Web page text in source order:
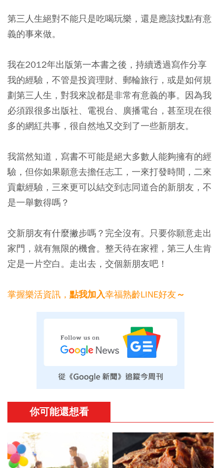
第三人生絕對不能只是吃喝玩樂，還是應該找點有意
義的事來做。
我在2012年出版第一本書之後，持續透過寫作分享
我的經驗，不管是投資理財、郵輪旅行，或是如何規
劃第三人生，對我來說都是非常有意義的事。因為我
必須跟很多出版社、電視台、廣播電台，甚至現在很
多的網紅共事，很自然地又交到了一些新朋友。
我當然知道，寫書不可能是絕大多數人能夠擁有的經
驗，但你如果願意去擔任志工，一來打發時間，二來
貢獻經驗，三來更可以結交到志同道合的新朋友，不
是一舉數得嗎？
交新朋友有什麼撇步嗎？完全沒有。只要你願意走出
家門，就有無限的機會。整天待在家裡，第三人生肯
定是一片空白。走出去，交個新朋友吧！
掌握樂活資訊， 點我加入幸福熟齡LINE好友 ～